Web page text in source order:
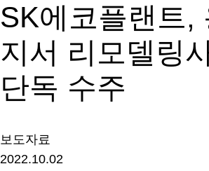
SK에코플랜트,
지서 리모델링
단독 수주
보도자료
2022.10.02